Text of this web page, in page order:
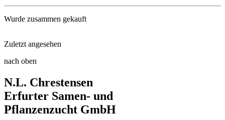
Wurde zusammen gekauft
Zuletzt angesehen
Wild-Bienenmix-Blumenweide
nach oben
N.L. Chrestensen
Erfurter Samen- und
Pflanzenzucht GmbH